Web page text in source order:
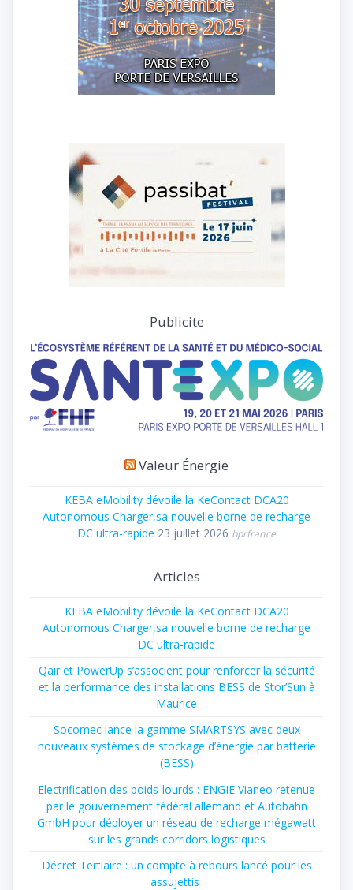
Publicite
Valeur Énergie
KEBA eMobility dévoile la KeContact DCA20
Autonomous Charger,sa nouvelle borne de recharge
DC ultra-rapide 23 juillet 2026 bprfrance
Articles
KEBA eMobility dévoile la KeContact DCA20
Autonomous Charger,sa nouvelle borne de recharge
DC ultra-rapide
Qair et PowerUp s’associent pour renforcer la sécurité
et la performance des installations BESS de Stor’Sun à
Maurice
Socomec lance la gamme SMARTSYS avec deux
nouveaux systèmes de stockage d’énergie par batterie
(BESS)
Electrification des poids-lourds : ENGIE Vianeo retenue
par le gouvernement fédéral allemand et Autobahn
GmbH pour déployer un réseau de recharge mégawatt
sur les grands corridors logistiques
Décret Tertiaire : un compte à rebours lancé pour les
assujettis